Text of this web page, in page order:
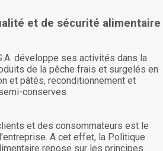
et de sécurité alimentaire
développe ses activités dans la
de la pêche frais et surgelés en
et pâtés, reconditionnement et
conserves.
et des consommateurs est le
A cet effet, la Politique
repose sur les principes